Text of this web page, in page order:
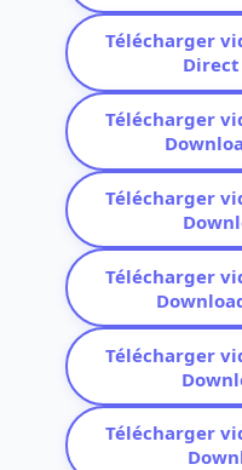
Télécharger
Télécharger
Télécharger
Télécharger
Télécharger
Télécharger